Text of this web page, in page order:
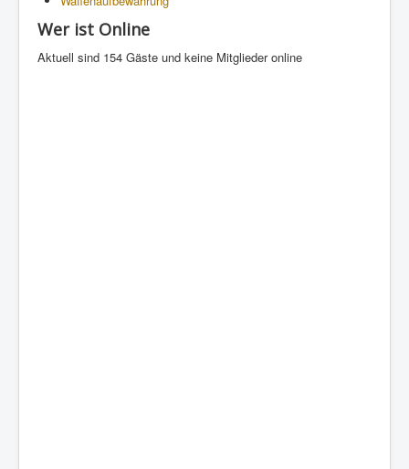
Wer ist Online
Aktuell sind 154 Gäste und keine Mitglieder online